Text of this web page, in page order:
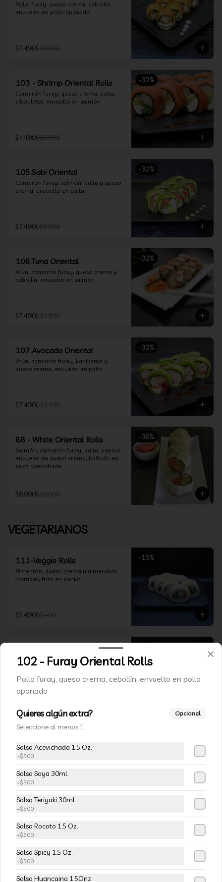
Pollo furay, queso crema, cebollín,
envuelto en pollo apanado
$7.490$10.990
-32%
103 - Shrimp Oriental Rolls
Camarón furay, queso crema, palta,
ciboulette, envuelto en salmón
$7.490$10.990
-32%
105.Sabi Oriental
Camarón furay, salmón, palta y queso
crema, envuelto en palta
$7.490$10.990
-32%
106.Tuna Oriental
Atún, camarón furay, queso crema y
cebollín, envuelto en salmón
$7.490$10.990
-32%
107.Avocado Oriental
Atún, camarón furay, kanikama y
queso crema, envuelto en palta
$7.490$10.990
-36%
88 - White Oriental Rolls
Salmón, camarón furay, palta, pepino,
envuelto en queso crema, bañado en
salsa acevichada.
$6.990$10.990
VEGETARIANOS
-15%
111-Veggie Rolls
Pimentón, queso crema y almendras
tostadas, frito en panko.
$5.490$6.490
Champiñon furay, queso crema y
cebollín, envuelto en palta
Queso crema, champiñon furay y
cebollín frito en tempura.
$5.490$6.490
115-Vivian Rolls
Palta, champiñon furay, cebollín,
salsa teriyaki, cubierto de mix de papas
nativas
102 - Furay Oriental Rolls
Pollo furay, queso crema, cebollín, envuelto en pollo
apanado
Quieres algún extra? Opcional
Seleccione al menos 1
Salsa Acevichada 1.5 Oz.
+$500
Salsa Soya 30ml.
+$500
Salsa Teriyaki 30ml.
+$500
Salsa Rocoto 1.5 Oz.
+$500
Salsa Spicy 1.5 Oz.
+$500
Salsa Huancaina 1.5Onz.